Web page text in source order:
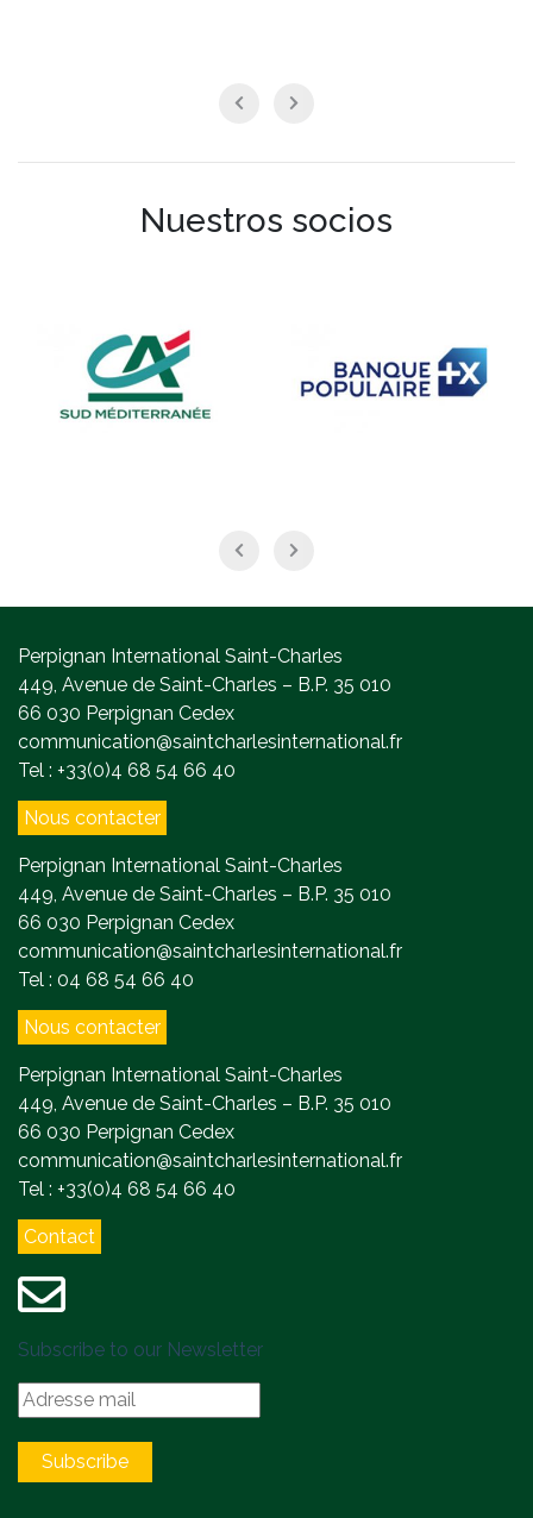
Nuestros socios
Perpignan International Saint-Charles
449, Avenue de Saint-Charles – B.P. 35 010
66 030 Perpignan Cedex
communication@saintcharlesinternational.fr
Tel : +33(0)4 68 54 66 40
Nous contacter
Perpignan International Saint-Charles
449, Avenue de Saint-Charles – B.P. 35 010
66 030 Perpignan Cedex
communication@saintcharlesinternational.fr
Tel : 04 68 54 66 40
Nous contacter
Perpignan International Saint-Charles
449, Avenue de Saint-Charles – B.P. 35 010
66 030 Perpignan Cedex
communication@saintcharlesinternational.fr
Tel : +33(0)4 68 54 66 40
Contact
Subscribe to our Newsletter
Subscribe